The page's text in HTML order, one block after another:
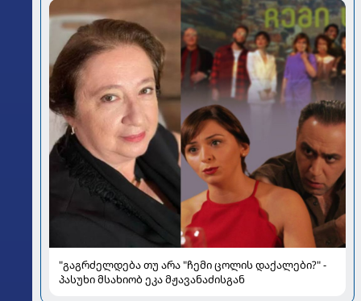
"გაგრძელდება თუ არა "ჩემი ცოლის დაქალები?" -
პასუხი მსახიობ ეკა მჟავანაძისგან